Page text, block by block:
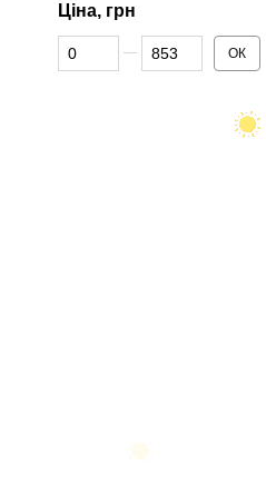
Ціна, грн
Від Ціна, грн
До Ціна, грн ОК